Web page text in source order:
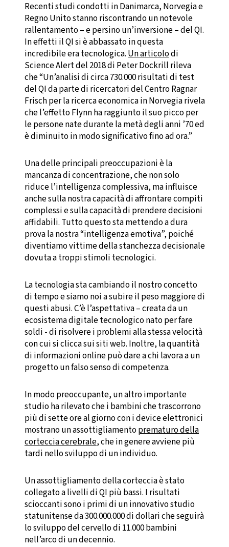
Recenti studi condotti in Danimarca, Norvegia e
Regno Unito stanno riscontrando un notevole
rallentamento – e persino un’inversione – del QI.
In effetti il QI si è abbassato in questa
incredibile era tecnologica.Un articolodi
Science Alert del 2018 di Peter Dockrill rileva
che “Un’analisi di circa 730.000 risultati di test
del QI da parte di ricercatori del Centro Ragnar
Frisch per la ricerca economica in Norvegia rivela
che l’effetto Flynn ha raggiunto il suo picco per
le persone nate durante la metà degli anni ’70 ed
è diminuito in modo significativo fino ad ora.”
Una delle principali preoccupazioni è la
mancanza di concentrazione, che non solo
riduce l’intelligenza complessiva, ma influisce
anche sulla nostra capacità di affrontare compiti
complessi e sulla capacità di prendere decisioni
affidabili. Tutto questo sta mettendo a dura
prova la nostra “intelligenza emotiva”, poiché
diventiamo vittime della stanchezza decisionale
dovuta a troppi stimoli tecnologici.
La tecnologia sta cambiando il nostro concetto
di tempo e siamo noi a subire il peso maggiore di
questi abusi. C’è l’aspettativa – creata da un
ecosistema digitale tecnologico nato per fare
soldi - di risolvere i problemi alla stessa velocità
con cui si clicca sui siti web. Inoltre, la quantità
di informazioni online può dare a chi lavora a un
progetto un falso senso di competenza.
In modo preoccupante, un altro importante
studio ha rilevato che i bambini che trascorrono
più di sette ore al giorno con i device elettronici
mostrano un assottigliamentoprematuro della
corteccia cerebrale, che in genere avviene più
tardi nello sviluppo di un individuo.
Un assottigliamento della corteccia è stato
collegato a livelli di QI più bassi. I risultati
scioccanti sono i primi di un innovativo studio
statunitense da 300.000.000 di dollari che seguirà
lo sviluppo del cervello di 11.000 bambini
nell’arco di un decennio.